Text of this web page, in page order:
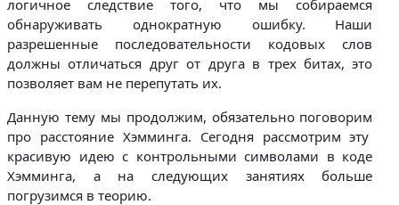
логичное следствие того, что мы собираемся
обнаруживать однократную ошибку. Наши
разрешенные последовательности кодовых слов
должны отличаться друг от друга в трех битах, это
позволяет вам не перепутать их.
Данную тему мы продолжим, обязательно поговорим
про расстояние Хэмминга. Сегодня рассмотрим эту
красивую идею с контрольными символами в коде
Хэмминга, а на следующих занятиях больше
погрузимся в теорию.